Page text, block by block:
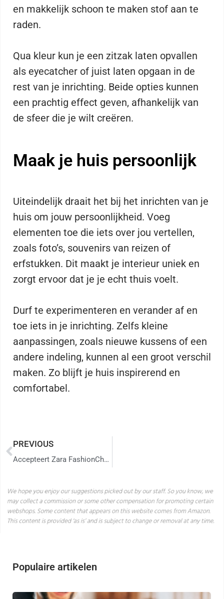
en makkelijk schoon te maken stof aan te
raden.
Qua kleur kun je een zitzak laten opvallen
als eyecatcher of juist laten opgaan in de
rest van je inrichting. Beide opties kunnen
een prachtig effect geven, afhankelijk van
de sfeer die je wilt creëren.
Maak je huis persoonlijk
Uiteindelijk draait het bij het inrichten van je
huis om jouw persoonlijkheid. Voeg
elementen toe die iets over jou vertellen,
zoals foto’s, souvenirs van reizen of
erfstukken. Dit maakt je interieur uniek en
zorgt ervoor dat je je echt thuis voelt.
Durf te experimenteren en verander af en
toe iets in je inrichting. Zelfs kleine
aanpassingen, zoals nieuwe kussens of een
andere indeling, kunnen al een groot verschil
maken. Zo blijft je huis inspirerend en
comfortabel.
PREVIOUS
Accepteert Zara FashionCheque? Helaas niet, maar hier kun je wel terecht!
Populaire artikelen